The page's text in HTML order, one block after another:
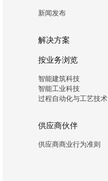
新闻发布
解决方案
按业务浏览
智能建筑科技
智能工业科技
过程自动化与工艺技术
供应商伙伴
供应商商业行为准则